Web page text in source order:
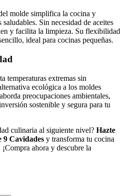
molde simplifica la cocina y
Sin necesidad de aceites
y facilita la limpieza. Su flexibilidad
ideal para cocinas pequeñas.
temperaturas extremas sin
ecológica a los moldes
preocupaciones ambientales,
sostenible y segura para tu
culinaria al siguiente nivel? Hazte
9 Cavidades y transforma tu cocina
ahora y descubre la